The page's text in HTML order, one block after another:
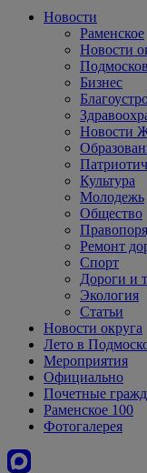
Новости
Раменское
Новости
Бизнес
Новости
Культура
Молодежь
Общество
Ремонт
Спорт
Дороги и
Экология
Статьи
Новости округа
Лето в
Мероприятия
Официально
Почетные
Раменское 100
Фотогалерея